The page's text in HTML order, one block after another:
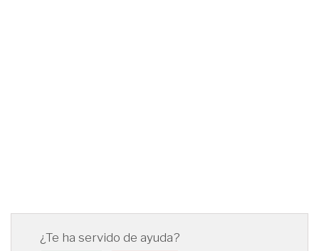
¿Te ha servido de ayuda?